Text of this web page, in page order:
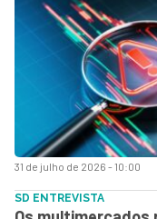
31 de julho de 2026 - 10:00
SD ENTREVISTA